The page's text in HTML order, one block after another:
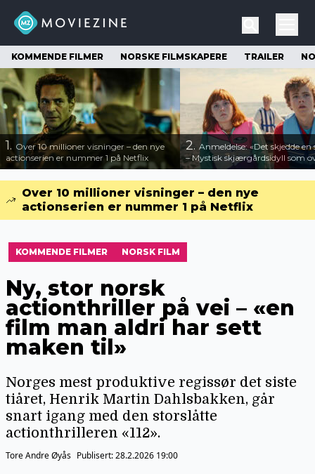
KOMMENDE FILMER NORSKE FILMSKAPERE TRAILER
1. Over 10 millioner visninger – den nye
actionserien er nummer 1 på Netflix
2. Anmeldelse: «Det skjedde
– Mystisk skjærgårdsidyll som
Over 10 millioner visninger – den nye
actionserien er nummer 1 på Netflix
KOMMENDE FILMER NORSK FILM
Ny, stor norsk
actionthriller på vei – «en
film man aldri har sett
maken til»
Norges mest produktive regissør det siste
tiåret, Henrik Martin Dahlsbakken, går
snart igang med den storslåtte
actionthrilleren «112».
Tore Andre Øyås Publisert:28.2.2026 19:00